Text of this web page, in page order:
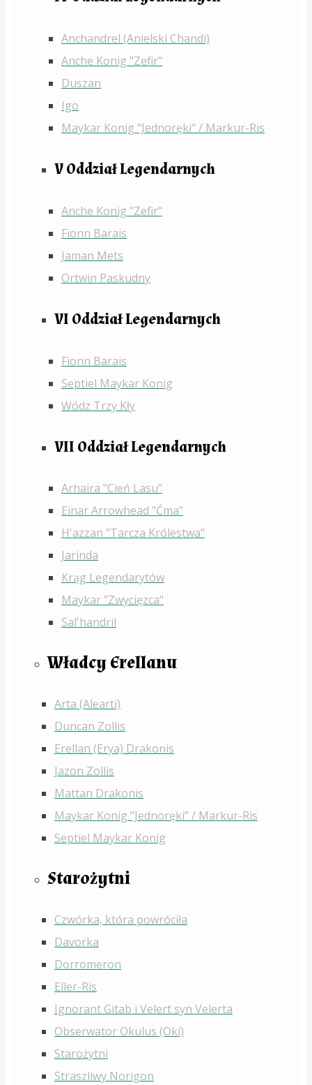
Anchandrel (Anielski Chandi)
Anche Konig "Zefir"
Duszan
Igo
Maykar Konig "Jednoręki" / Markur-Ris
V Oddział Legendarnych
Anche Konig "Zefir"
Fionn Barais
Jaman Mets
Ortwin Paskudny
VI Oddział Legendarnych
Fionn Barais
Septiel Maykar Konig
Wódz Trzy Kły
VII Oddział Legendarnych
Arhaira "Cień Lasu"
Einar Arrowhead "Ćma"
H'azzan "Tarcza Królestwa"
Jarinda
Krąg Legendarytów
Maykar "Zwycięzca"
Sal'handril
Władcy Erellanu
Arta (Alearti)
Duncan Zollis
Erellan (Erya) Drakonis
Jazon Zollis
Mattan Drakonis
Maykar Konig "Jednoręki" / Markur-Ris
Septiel Maykar Konig
Starożytni
Czwórka, która powróciła
Davorka
Dorromeron
Eller-Ris
Ignorant Gitab i Velert syn Velerta
Obserwator Okulus (Oki)
Starożytni
Straszliwy Norigon